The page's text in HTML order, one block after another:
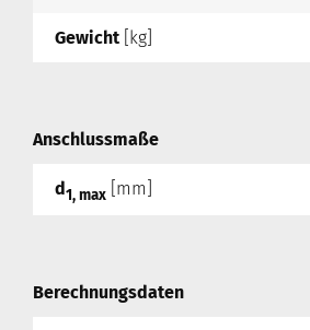
Gewicht [kg]
Anschlussmaße
d1, max [mm]
Berechnungsdaten